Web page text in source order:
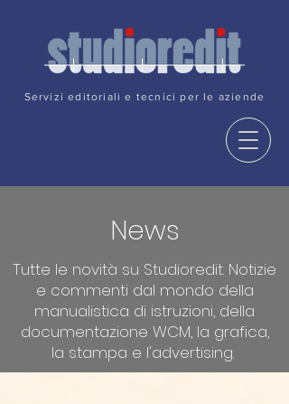
Servizi editoriali e tecnici per le aziende
News
Tutte le novità su Studioredit. Notizie
e commenti dal mondo della
manualistica di istruzioni, della
documentazione WCM, la grafica,
la stampa e l'advertising.